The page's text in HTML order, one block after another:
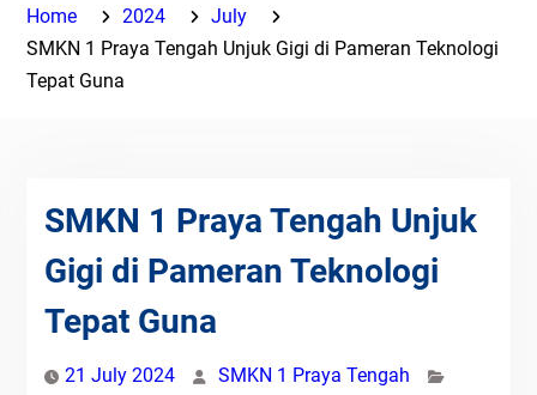
Home 2024
July
SMKN 1 Praya Tengah Unjuk Gigi di Pameran Teknologi
Tepat Guna
SMKN 1 Praya Tengah Unjuk
Gigi di Pameran Teknologi
Tepat Guna
21 July 2024
SMKN 1 Praya Tengah